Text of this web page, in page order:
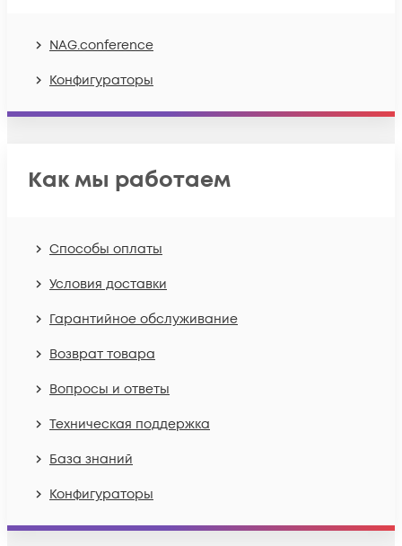
NAG.conference
Конфигураторы
Как мы работаем
Способы оплаты
Условия доставки
Гарантийное обслуживание
Возврат товара
Вопросы и ответы
Техническая поддержка
База знаний
Конфигураторы